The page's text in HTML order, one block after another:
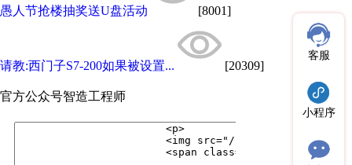
愚人节抢楼抽奖送U盘活动 [8001]
请教:西门子S7-200如果被设置... [20309]
官方公众号智造工程师
客服
小程序